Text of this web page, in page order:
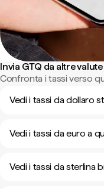
Invia GTQ da altre valute
Confronta i tassi verso
Vedi i tassi da dollaro
Vedi i tassi da euro a
Vedi i tassi da sterlina